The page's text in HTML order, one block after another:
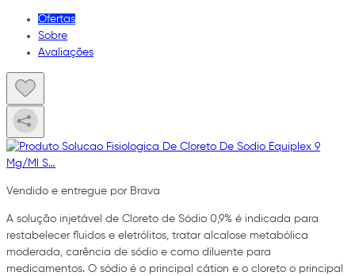
Ofertas
Sobre
Avaliações
Vendido e entregue por Brava
A solução injetável de Cloreto de Sódio 0,9% é indicada para
restabelecer fluidos e eletrólitos, tratar alcalose metabólica
moderada, carência de sódio e como diluente para
medicamentos. O sódio é o principal cátion e o cloreto o principal